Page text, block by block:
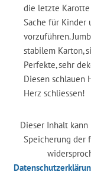
die letzte Karotte
Sache für Kinder
vorzuführen.
stabilem Karton,
Perfekte, sehr
Diesen schlauen
Herz schliessen!
Dieser Inhalt
Speicherung der